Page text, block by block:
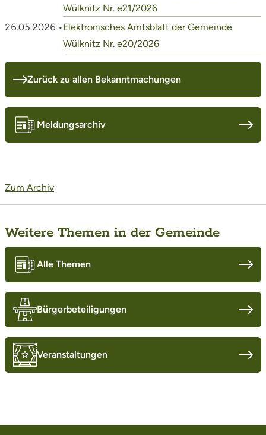
Wülknitz Nr. e21/2026
26.05.2026 •Elektronisches Amtsblatt der Gemeinde
Wülknitz Nr. e20/2026
Zurück zu allen Bekanntmachungen
Meldungsarchiv
Zum Archiv
Weitere Themen in der Gemeinde
Alle Themen
Bürgerbeteiligungen
Veranstaltungen